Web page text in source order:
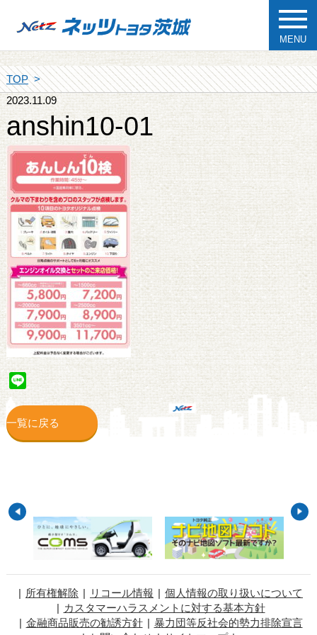
MENU
TOP
2023.11.09
anshin10-01
Line
一覧に戻る
所有権解除 リコール情報
個人情報の取り扱いについて
カスタマーハラスメントに対する基本方針
金融商品販売の勧誘方針
暴力団等反社会的勢力排除宣言